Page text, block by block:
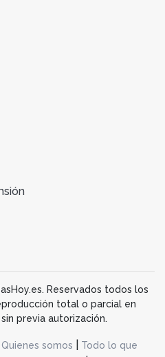
Reservados todos los
total o parcial en
previa autorización.
Quienes somos
Todo lo que